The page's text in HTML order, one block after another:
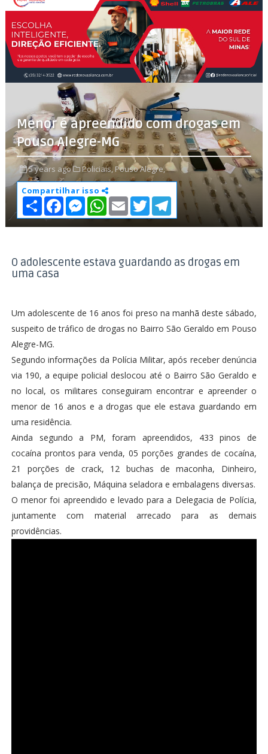
Menor é apreendido com drogas em
Pouso Alegre-MG
5 years ago Policiais, Pouso Alegre,
Compartilhar isso
S
h
a
r
F
c
e
o
k
M
e
s
s
g
e
W
h
a
t
p
p
E
m
a
i
T
i
t
r
T
l
e
a
m
O adolescente estava guardando as drogas em
uma casa
Um adolescente de 16 anos foi preso na manhã deste sábado,
suspeito de tráfico de drogas no Bairro São Geraldo em Pouso
Alegre-MG.
Segundo informações da Polícia Militar, após receber denúncia
via 190, a equipe policial deslocou até o Bairro São Geraldo e
no local, os militares conseguiram encontrar e apreender o
menor de 16 anos e a drogas que ele estava guardando em
uma residência.
Ainda segundo a PM, foram apreendidos, 433 pinos de
cocaína prontos para venda, 05 porções grandes de cocaína,
21 porções de crack, 12 buchas de maconha, Dinheiro,
balança de precisão, Máquina seladora e embalagens diversas.
O menor foi apreendido e levado para a Delegacia de Polícia,
juntamente com material arrecado para as demais
providências.